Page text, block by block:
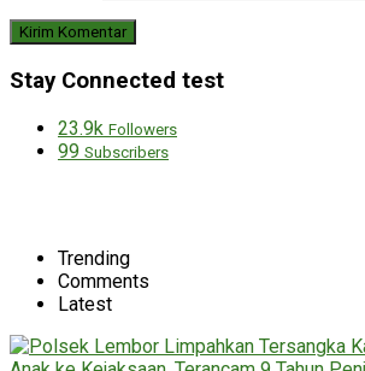
Stay Connected test
23.9k Followers
99 Subscribers
Trending
Comments
Latest